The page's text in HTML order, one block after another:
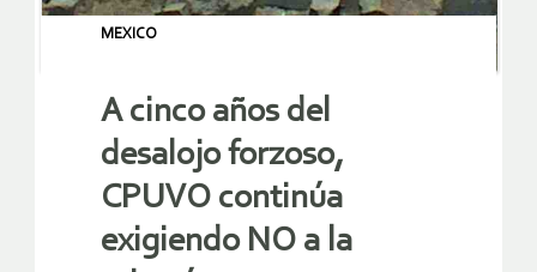
MEXICO
A cinco años del
desalojo forzoso,
CPUVO continúa
exigiendo NO a la